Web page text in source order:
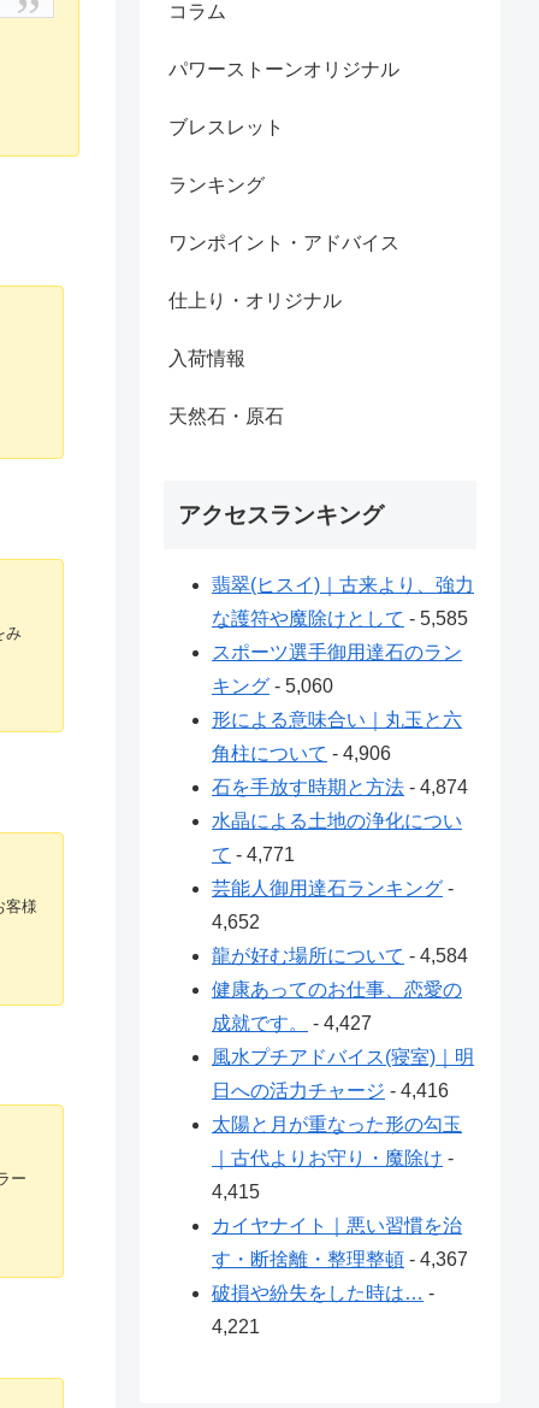
み
客様
ー
コラム
パワーストーンオリジナル
ブレスレット
ランキング
ワンポイント・アドバイス
仕上り・オリジナル
入荷情報
天然石・原石
アクセスランキング
翡翠(ヒスイ)｜古来より、強力
な護符や魔除けとして - 5,585
スポーツ選手御用達石のラン
キング - 5,060
形による意味合い｜丸玉と六
角柱について - 4,906
石を手放す時期と方法 - 4,874
水晶による土地の浄化につい
て - 4,771
芸能人御用達石ランキング -
4,652
龍が好む場所について - 4,584
健康あってのお仕事、恋愛の
成就です。
- 4,427
風水プチアドバイス(寝室)｜明
日への活力チャージ - 4,416
太陽と月が重なった形の勾玉
｜古代よりお守り・魔除け -
4,415
カイヤナイト｜悪い習慣を治
す・断捨離・整理整頓 - 4,367
破損や紛失をした時は… -
4,221